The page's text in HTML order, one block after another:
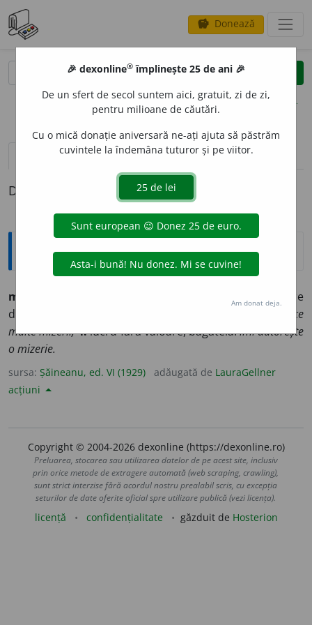
savings Donează
clear
opțiuni
definiții (1) pronunțievolume_up (50)
Definiția cu ID-ul 800010:
Explicative DEX
mizerie
stare
demnă de plâns:
îmi face
multe mizerii;4.lucru fără valoare, bagatelă:îmi datorește
o mizerie.
sursa: Șăineanu, ed. VI (1929) adăugată de LauraGellner
acțiuni
Copyright © 2004-2026 dexonline (https://dexonline.ro)
Preluarea, stocarea sau utilizarea datelor de pe acest site, inclusiv
prin orice metode de extragere automată (web scraping, crawling),
sunt strict interzise fără acordul nostru prealabil scris, cu excepția
seturilor de date oferite oficial spre utilizare publică (vezi licența).
licență confidențialitate găzduit de Hosterion
🎉 dexonline® împlinește 25 de ani 🎉
De un sfert de secol suntem aici, gratuit, zi de zi,
pentru milioane de căutări.
Cu o mică donație aniversară ne-ați ajuta să păstrăm
cuvintele la îndemâna tuturor și pe viitor.
Am donat deja.